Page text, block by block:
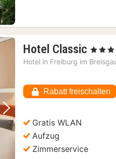
Nächstes Bild
Hotel Classic 1
100,71
€
, 3 Sterne
Hotel in Freiburg im
Rabatt freischalten
Gratis WLAN
Aufzug
Zimmerservice